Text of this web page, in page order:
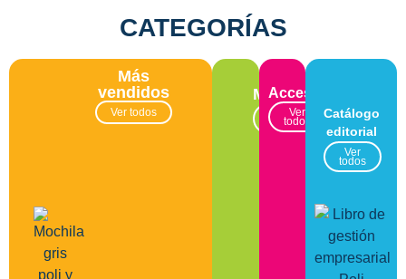
CATEGORÍAS
Más
vendidos
Ver todos
Moda
Ver
todos
Accesorios
Ver
todos
Catálogo
editorial
Ver
todos